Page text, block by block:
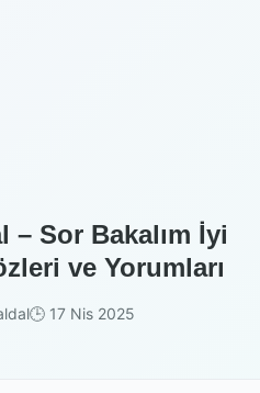
– Sor Bakalım İyi
ve Yorumları
🕒 17 Nis 2025